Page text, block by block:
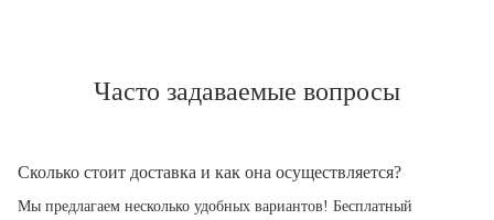
Часто задаваемые вопросы
Сколько стоит доставка и как она осуществляется?
Мы предлагаем несколько удобных вариантов! Бесплатный